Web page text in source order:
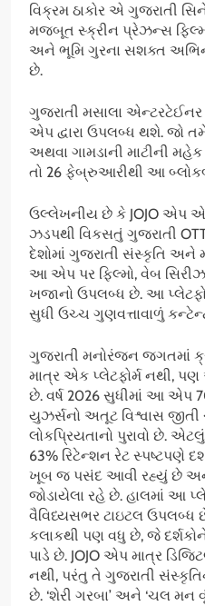
વિક્રમ ઠાકોર એ ગુજરાતી
મજબૂત સ્ક્રીન પ્રેઝન્સ
અને ભૂમિ ગુરના સશક્ત
છે.
ગુજરાતી મસાલા એન્ટરટેઈનર
એપ દ્વારા ઉપલબ્ધ થશે. જો
અથવા ગામડાની માટીની મહેક
તો 26 ફેબ્રુઆરીથી આ
ઉલ્લેખનીય છે કે JOJO એપ
ઝડપથી વિકસતું ગુજરાતી
દેશોમાં ગુજરાતી સંસ્કૃતિ અને
આ એપ પર ફિલ્મો, વેબ
ખજાનો ઉપલબ્ધ છે. આ
સુધી ઉચ્ચ ગુણવત્તાવાળું
ગુજરાતી મનોરંજન જગતમાં
માત્ર એક પ્લેટફોર્મ નથી,
છે. વર્ષ 2026 સુધીમાં આ એપ
યુઝર્સનો અતૂટ વિશ્વાસ
લોકપ્રિયતાનો પુરાવો છે.
63% રિટેન્શન રેટ સ્પષ્ટપણે
ખૂબ જ પસંદ આવી રહ્યું છે
જોડાયેલા રહે છે. હાલમાં આ
વૈવિધ્યસભર ટાઇટલ ઉપલબ્ધ
કલાકથી પણ વધુ છે, જે
પાડે છે. JOJO એપ માત્ર
નથી, પરંતુ તે ગુજરાતી
છે. ‘શેરી ગરબા’ અને ‘ચલ મન